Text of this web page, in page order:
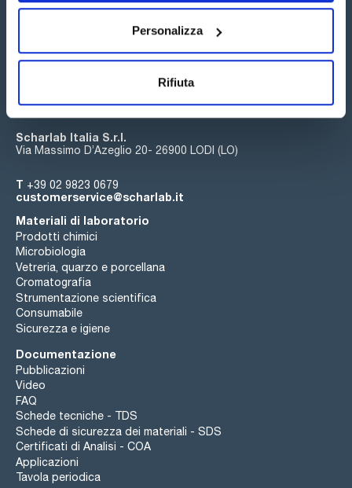
Personalizza
Rifiuta
Seguici:
Iscriviti alla Newsletter
Scharlab Italia S.r.l.
Via Massimo D’Azeglio 20- 26900 LODI (LO)
T +39 02 9823 0679
customerservice@scharlab.it
Materiali di laboratorio
Prodotti chimici
Microbiologia
Vetreria, quarzo e porcellana
Cromatografia
Strumentazione scientifica
Consumabile
Sicurezza e igiene
Documentazione
Pubblicazioni
Video
FAQ
Schede tecniche - TDS
Schede di sicurezza dei materiali - SDS
Certificati di Analisi - COA
Applicazioni
Tavola periodica